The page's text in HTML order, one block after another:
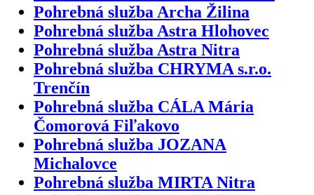
Pohrebná služba Archa Žilina
Pohrebná služba Astra Hlohovec
Pohrebná služba Astra Nitra
Pohrebná služba CHRYMA s.r.o.
Trenčín
Pohrebná služba CÁLA Mária
Čomorová Fiľakovo
Pohrebná služba JOZANA
Michalovce
Pohrebná služba MIRTA Nitra